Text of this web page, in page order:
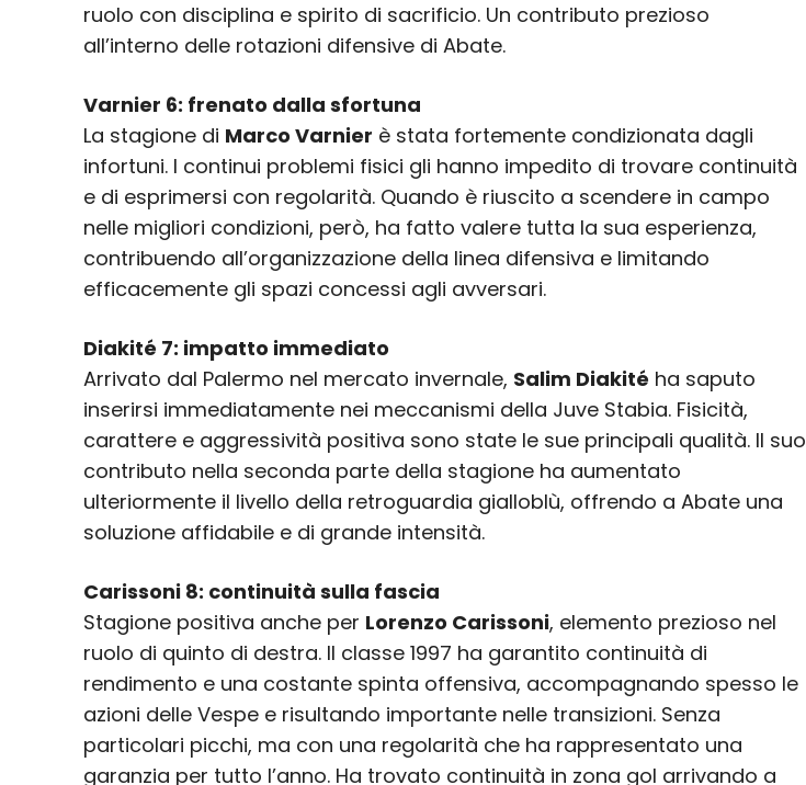
ruolo con disciplina e spirito di sacrificio. Un contributo prezioso
all’interno delle rotazioni difensive di Abate.
Varnier 6: frenato dalla sfortuna
La stagione di Marco Varnier è stata fortemente condizionata dagli
infortuni. I continui problemi fisici gli hanno impedito di trovare continuità
e di esprimersi con regolarità. Quando è riuscito a scendere in campo
nelle migliori condizioni, però, ha fatto valere tutta la sua esperienza,
contribuendo all’organizzazione della linea difensiva e limitando
efficacemente gli spazi concessi agli avversari.
Diakité 7: impatto immediato
Arrivato dal Palermo nel mercato invernale, Salim Diakité ha saputo
inserirsi immediatamente nei meccanismi della Juve Stabia. Fisicità,
carattere e aggressività positiva sono state le sue principali qualità. Il suo
contributo nella seconda parte della stagione ha aumentato
ulteriormente il livello della retroguardia gialloblù, offrendo a Abate una
soluzione affidabile e di grande intensità.
Carissoni 8: continuità sulla fascia
Stagione positiva anche per Lorenzo Carissoni, elemento prezioso nel
ruolo di quinto di destra. Il classe 1997 ha garantito continuità di
rendimento e una costante spinta offensiva, accompagnando spesso le
azioni delle Vespe e risultando importante nelle transizioni. Senza
particolari picchi, ma con una regolarità che ha rappresentato una
garanzia per tutto l’anno. Ha trovato continuità in zona gol arrivando a